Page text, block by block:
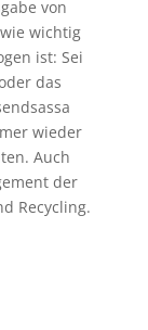
von
wichtig
ist: Sei
das
wieder
Auch
der
Recycling.